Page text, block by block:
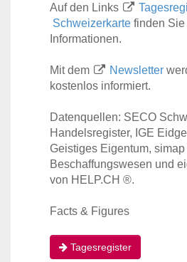
Auf den Links
Schweizerkarte finden
Informationen.
Mit dem Newsletter
kostenlos informiert.
Datenquellen: SECO
Handelsregister, IGE
Geistiges Eigentum,
Beschaffungswesen und
von HELP.CH ®.
Facts & Figures
Tagesregister